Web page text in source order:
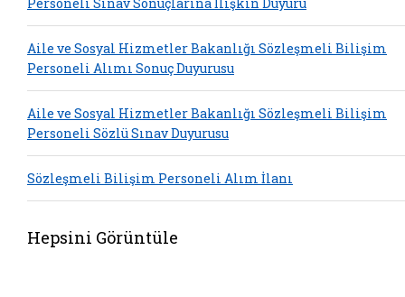
Aile ve Sosyal Hizmetler Bakanlığı Sözleşmeli Bilişim
Personeli Alımı Sonuç Duyurusu
Aile ve Sosyal Hizmetler Bakanlığı Sözleşmeli Bilişim
Personeli Sözlü Sınav Duyurusu
Sözleşmeli Bilişim Personeli Alım İlanı
Hepsini Görüntüle